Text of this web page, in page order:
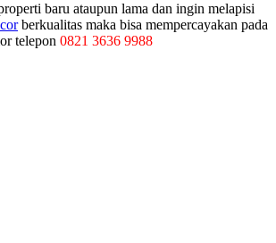
baru ataupun lama dan ingin melapisi
berkualitas maka bisa mempercayakan pada
telepon 0821 3636 9988